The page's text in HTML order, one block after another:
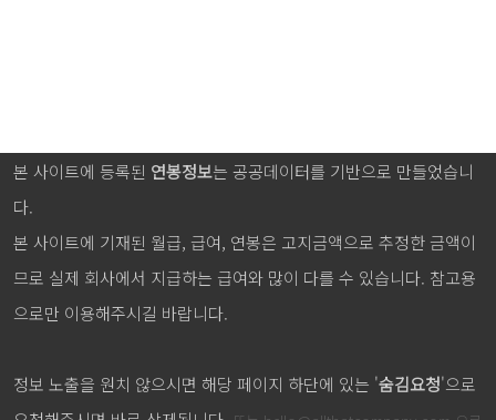
본 사이트에 등록된 연봉정보는 공공데이터를 기반으로 만들었습니
다.
본 사이트에 기재된 월급, 급여, 연봉은 고지금액으로 추정한 금액이
므로 실제 회사에서 지급하는 급여와 많이 다를 수 있습니다. 참고용
으로만 이용해주시길 바랍니다.
정보 노출을 원치 않으시면 해당 페이지 하단에 있는 '숨김요청'으로